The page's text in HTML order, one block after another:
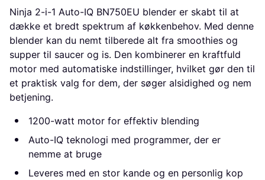
Ninja 2-i-1 Auto-IQ BN750EU blender er skabt til at
dække et bredt spektrum af køkkenbehov. Med denne
blender kan du nemt tilberede alt fra smoothies og
supper til saucer og is. Den kombinerer en kraftfuld
motor med automatiske indstillinger, hvilket gør den til
et praktisk valg for dem, der søger alsidighed og nem
betjening.
1200-watt motor for effektiv blending
Auto-IQ teknologi med programmer, der er
nemme at bruge
Leveres med en stor kande og en personlig kop